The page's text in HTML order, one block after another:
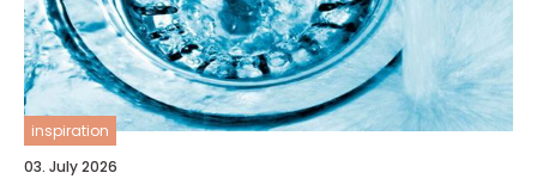
inspiration
03. July 2026